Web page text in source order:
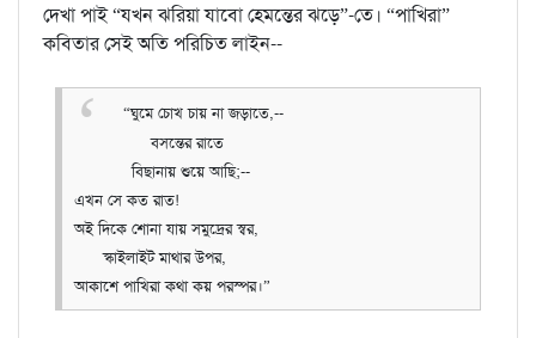
দেখা পাই “যখন ঝরিয়া যাবো হেমন্তের ঝড়ে”-তে। “পাখিরা”
কবিতার সেই অতি পরিচিত লাইন--
“ঘুমে চোখ চায় না জড়াতে,--
বসন্তের রাতে
বিছানায় শুয়ে আছি;--
এখন সে কত রাত!
অই দিকে শোনা যায় সমুদ্রের স্বর,
স্কাইলাইট মাথার উপর,
আকাশে পাখিরা কথা কয় পরস্পর।”